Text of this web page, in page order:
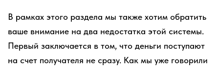
В рамках этого раздела мы также хотим обратить
ваше внимание на два недостатка этой системы.
Первый заключается в том, что деньги поступают
на счет получателя не сразу. Как мы уже говорили